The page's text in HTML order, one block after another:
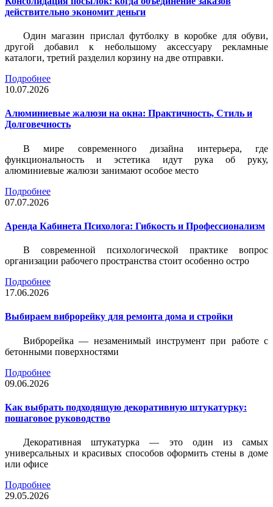
действительно экономит деньги
Один магазин прислал футболку в коробке для обуви,
другой добавил к небольшому аксессуару рекламные
каталоги, третий разделил корзину на две отправки.
Подробнее
10.07.2026
Алюминиевые жалюзи на окна: Практичность, Стиль и
Долговечность
В мире современного дизайна интерьера, где
функциональность и эстетика идут рука об руку,
алюминиевые жалюзи занимают особое место
Подробнее
07.07.2026
Аренда Кабинета Психолога: Гибкость и Профессионализм
В современной психологической практике вопрос
организации рабочего пространства стоит особенно остро
Подробнее
17.06.2026
Выбираем виброрейку для ремонта дома и стройки
Виброрейка — незаменимый инструмент при работе с
бетонными поверхностями
Подробнее
09.06.2026
Как выбрать подходящую декоративную штукатурку:
пошаговое руководство
Декоративная штукатурка — это один из самых
универсальных и красивых способов оформить стены в доме
или офисе
Подробнее
29.05.2026